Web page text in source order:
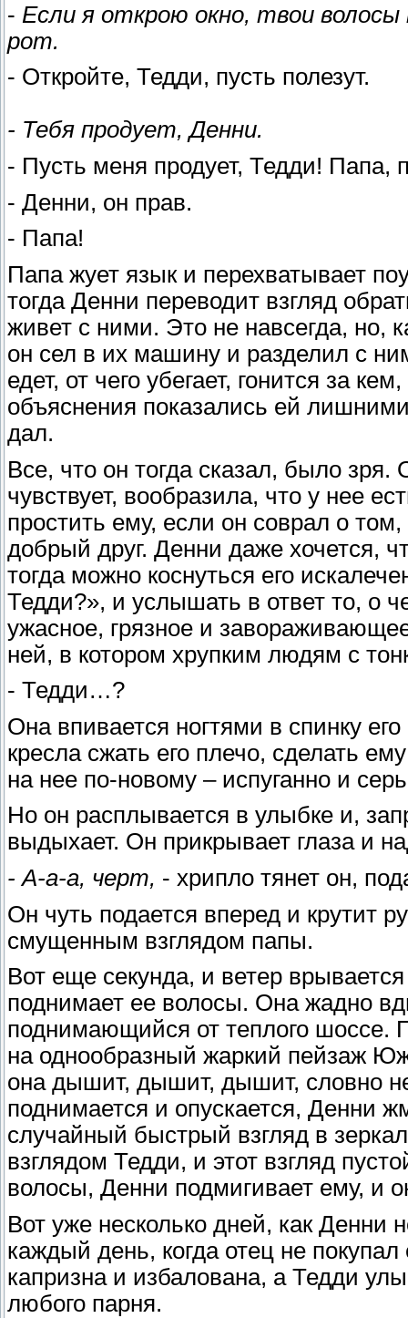
- Если я открою окно, твои
рот.
- Откройте, Тедди, пусть полезут.
- Тебя продует, Денни.
- Пусть меня продует, Тедди! Папа,
- Денни, он прав.
- Папа!
Папа жует язык и перехватывает
тогда Денни переводит взгляд
живет с ними. Это не навсегда, но,
он сел в их машину и разделил с
едет, от чего убегает, гонится за
объяснения показались ей
дал.
Все, что он тогда сказал, было
чувствует, вообразила, что у нее
простить ему, если он соврал о
добрый друг. Денни даже хочется,
тогда можно коснуться его
Тедди?», и услышать в ответ то, о
ужасное, грязное и
ней, в котором хрупким людям с
- Тедди…?
Она впивается ногтями в спинку
кресла сжать его плечо, сделать
на нее по-новому – испуганно и
Но он расплывается в улыбке и,
выдыхает. Он прикрывает глаза и
- А-а-а, черт, - хрипло тянет он,
Он чуть подается вперед и крутит
смущенным взглядом папы.
Вот еще секунда, и ветер
поднимает ее волосы. Она жадно
поднимающийся от теплого шоссе.
на однообразный жаркий пейзаж
она дышит, дышит, дышит, словно
поднимается и опускается, Денни
случайный быстрый взгляд в
взглядом Тедди, и этот взгляд
волосы, Денни подмигивает ему, и
Вот уже несколько дней, как Денни
каждый день, когда отец не
капризна и избалована, а Тедди
любого парня.